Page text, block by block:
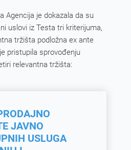
Agencija je dokazala da su
uslovi iz Testa tri kriterijuma,
tržišta podložna ex ante
pristupila sprovođenju
relevantna tržišta:
JAVNO
USLUGA